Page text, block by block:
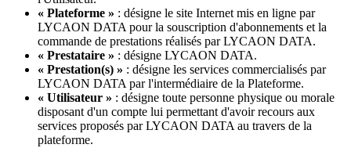
« Plateforme » : désigne le site Internet mis en ligne par
LYCAON DATA pour la souscription d'abonnements et la
commande de prestations réalisés par LYCAON DATA.
« Prestataire » : désigne LYCAON DATA.
« Prestation(s) » : désigne les services commercialisés par
LYCAON DATA par l'intermédiaire de la Plateforme.
« Utilisateur » : désigne toute personne physique ou morale
disposant d'un compte lui permettant d'avoir recours aux
services proposés par LYCAON DATA au travers de la
plateforme.